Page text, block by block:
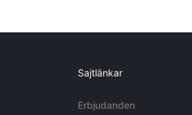
Sajtlänkar
Erbjudanden